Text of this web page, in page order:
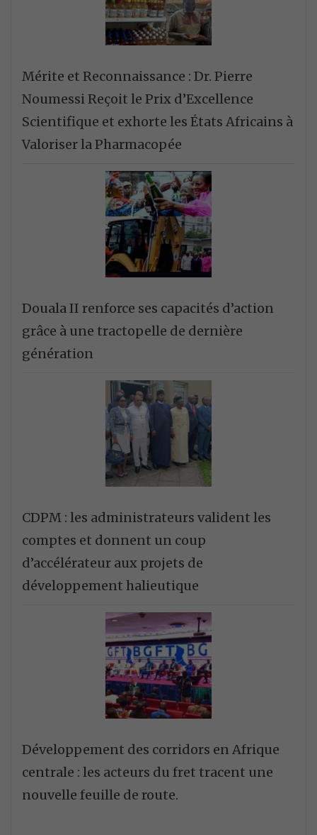
Mérite et Reconnaissance : Dr. Pierre
Noumessi Reçoit le Prix d’Excellence
Scientifique et exhorte les États Africains à
Valoriser la Pharmacopée
Douala II renforce ses capacités d’action
grâce à une tractopelle de dernière
génération
CDPM : les administrateurs valident les
comptes et donnent un coup
d’accélérateur aux projets de
développement halieutique
Développement des corridors en Afrique
centrale : les acteurs du fret tracent une
nouvelle feuille de route.